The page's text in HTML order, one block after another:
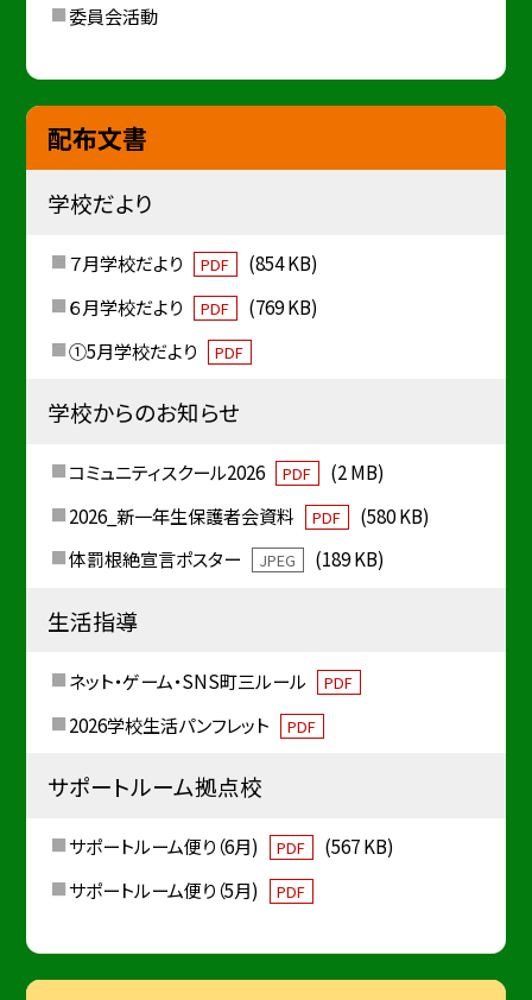
委員会活動
配布文書
学校だより
７月学校だより PDF
(854 KB)
６月学校だより
PDF
(769 KB)
①5月学校だより
PDF
学校からのお知らせ
コミュニティスクール2026 PDF
(2 MB)
2026_新一年生保護者会資料
PDF
(580 KB)
体罰根絶宣言ポスター
JPEG (189 KB)
生活指導
ネット・ゲーム・SNS町三ルール PDF
2026学校生活パンフレット PDF
サポートルーム拠点校
サポートルーム便り（6月) PDF
(567 KB)
サポートルーム便り（5月)
PDF